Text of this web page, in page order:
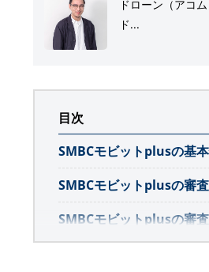
ドローン（アコ
ド...
目次
SMBCモビットplusの基
SMBCモビットplusの審
SMBCモビットplusの審